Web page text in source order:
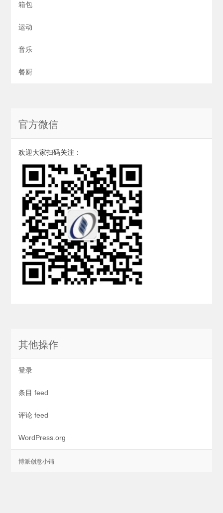
箱包
运动
音乐
餐厨
官方微信
欢迎大家扫码关注：
其他操作
登录
条目 feed
评论 feed
WordPress.org